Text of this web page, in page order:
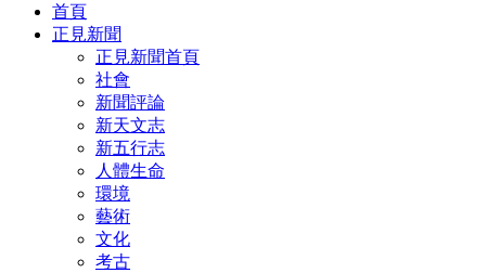
首頁
正見新聞
正見新聞首頁
社會
新聞評論
新天文志
新五行志
人體生命
環境
藝術
文化
考古